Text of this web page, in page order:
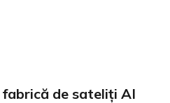
fabrică de sateliți AI